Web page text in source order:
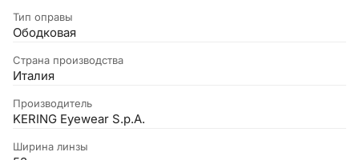
Тип оправы
Ободковая
Страна производства
Италия
Производитель
KERING Eyewear S.p.A.
Ширина линзы